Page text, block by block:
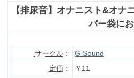
【排尿音】オナニスト&オナ
パー袋に
サークル：
G-Sound
定価 ：
￥11